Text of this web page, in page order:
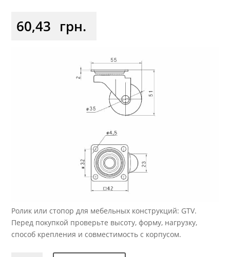
60,43 грн.
Ролик или стопор для мебельных конструкций: GTV.
Перед покупкой проверьте высоту, форму, нагрузку,
способ крепления и совместимость с корпусом.